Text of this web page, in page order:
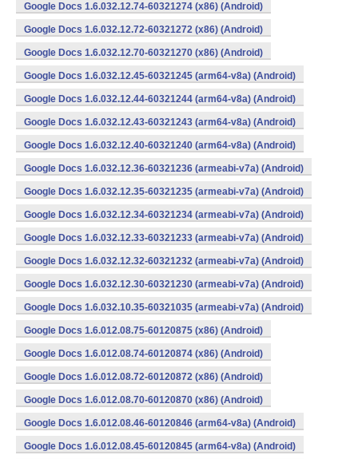
Google Docs 1.6.032.12.74-60321274 (x86) (Android)
Google Docs 1.6.032.12.72-60321272 (x86) (Android)
Google Docs 1.6.032.12.70-60321270 (x86) (Android)
Google Docs 1.6.032.12.45-60321245 (arm64-v8a) (Android)
Google Docs 1.6.032.12.44-60321244 (arm64-v8a) (Android)
Google Docs 1.6.032.12.43-60321243 (arm64-v8a) (Android)
Google Docs 1.6.032.12.40-60321240 (arm64-v8a) (Android)
Google Docs 1.6.032.12.36-60321236 (armeabi-v7a) (Android)
Google Docs 1.6.032.12.35-60321235 (armeabi-v7a) (Android)
Google Docs 1.6.032.12.34-60321234 (armeabi-v7a) (Android)
Google Docs 1.6.032.12.33-60321233 (armeabi-v7a) (Android)
Google Docs 1.6.032.12.32-60321232 (armeabi-v7a) (Android)
Google Docs 1.6.032.12.30-60321230 (armeabi-v7a) (Android)
Google Docs 1.6.032.10.35-60321035 (armeabi-v7a) (Android)
Google Docs 1.6.012.08.75-60120875 (x86) (Android)
Google Docs 1.6.012.08.74-60120874 (x86) (Android)
Google Docs 1.6.012.08.72-60120872 (x86) (Android)
Google Docs 1.6.012.08.70-60120870 (x86) (Android)
Google Docs 1.6.012.08.46-60120846 (arm64-v8a) (Android)
Google Docs 1.6.012.08.45-60120845 (arm64-v8a) (Android)